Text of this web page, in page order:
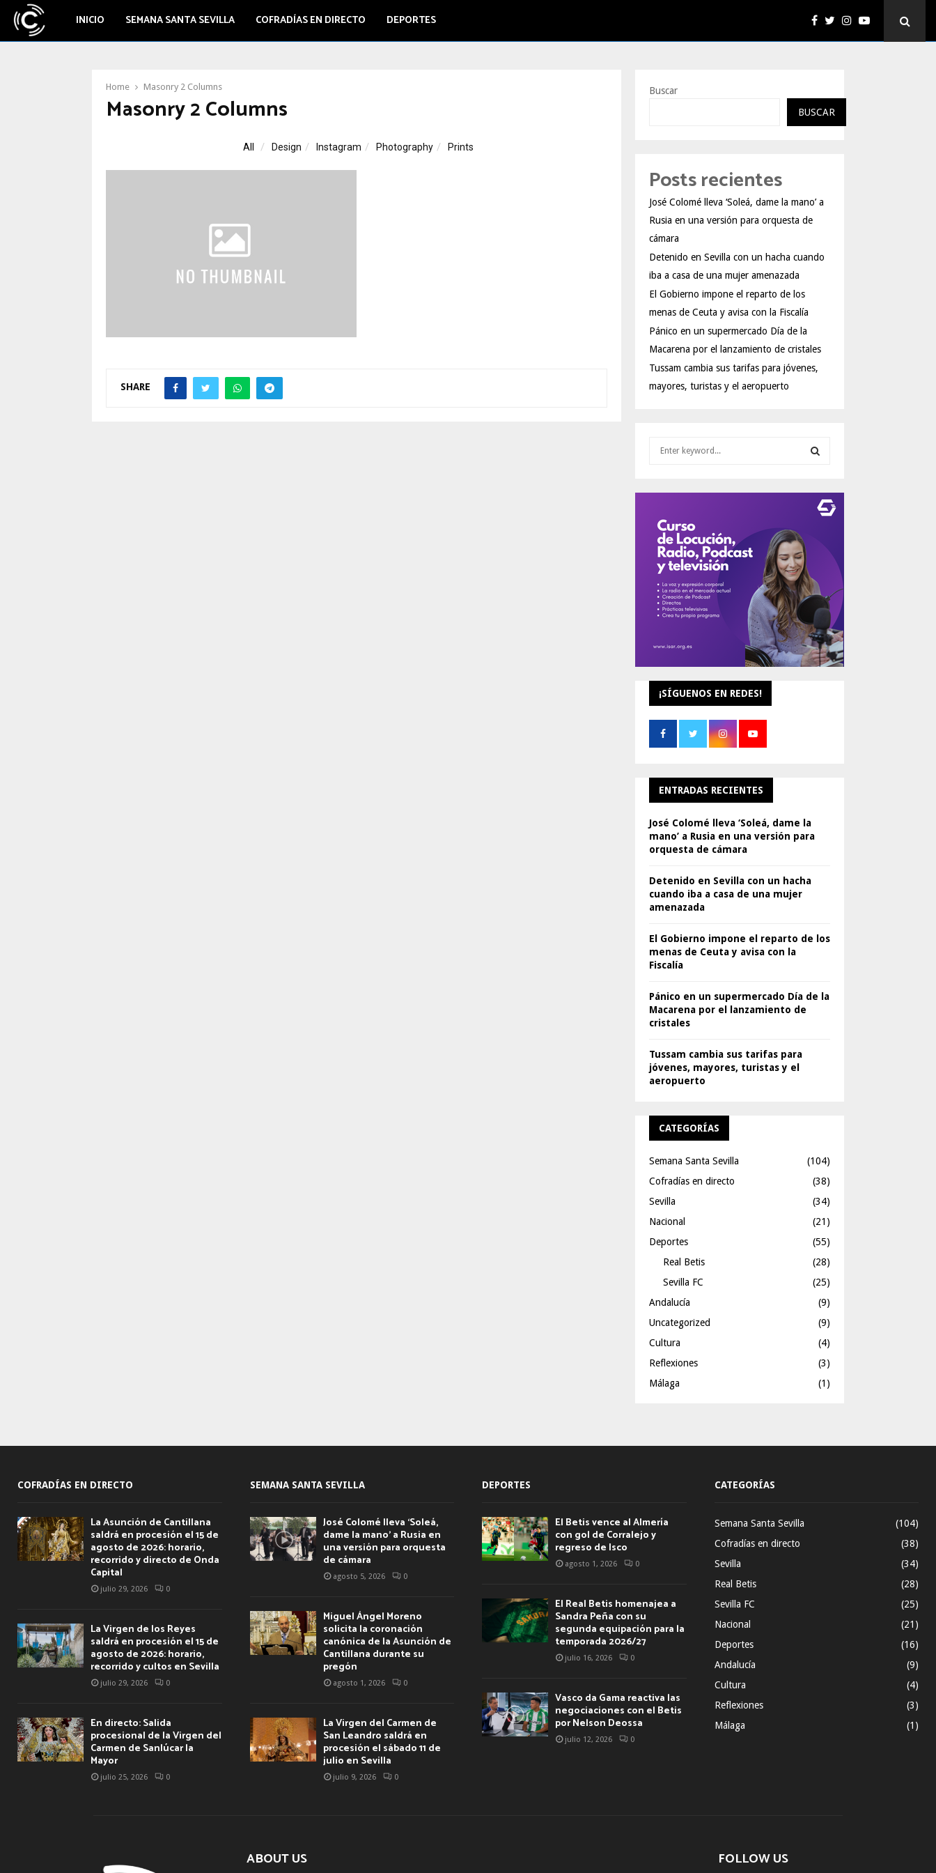
INICIO SEMANA SANTA SEVILLA COFRADÍAS EN DIRECTO DEPORTES
Home Masonry 2 Columns
Masonry 2 Columns
All Design Instagram Photography Prints
SHARE
Buscar
BUSCAR
Posts recientes
José Colomé lleva ‘Soleá, dame la mano’ a
Rusia en una versión para orquesta de
cámara
Detenido en Sevilla con un hacha cuando
iba a casa de una mujer amenazada
El Gobierno impone el reparto de los
menas de Ceuta y avisa con la Fiscalía
Pánico en un supermercado Día de la
Macarena por el lanzamiento de cristales
Tussam cambia sus tarifas para jóvenes,
mayores, turistas y el aeropuerto
C
H
¡SÍGUENOS EN REDES!
ENTRADAS RECIENTES
José Colomé lleva ‘Soleá, dame la
mano’ a Rusia en una versión para
orquesta de cámara
Detenido en Sevilla con un hacha
cuando iba a casa de una mujer
amenazada
El Gobierno impone el reparto de los
menas de Ceuta y avisa con la
Fiscalía
Pánico en un supermercado Día de la
Macarena por el lanzamiento de
cristales
Tussam cambia sus tarifas para
jóvenes, mayores, turistas y el
aeropuerto
CATEGORÍAS
Semana Santa Sevilla
(104)
Cofradías en directo
(38)
Sevilla
(34)
Nacional
(21)
Deportes
(55)
Real Betis
(28)
Sevilla FC
(25)
Andalucía
(9)
Uncategorized
(9)
Cultura
(4)
Reflexiones
(3)
Málaga
(1)
COFRADÍAS EN DIRECTO
La Asunción de Cantillana
saldrá en procesión el 15 de
agosto de 2026: horario,
recorrido y directo de Onda
Capital
julio 29, 2026 0
La Virgen de los Reyes
saldrá en procesión el 15 de
agosto de 2026: horario,
recorrido y cultos en Sevilla
julio 29, 2026 0
En directo: Salida
procesional de la Virgen del
Carmen de Sanlúcar la
Mayor
julio 25, 2026 0
SEMANA SANTA SEVILLA
José Colomé lleva ‘Soleá,
dame la mano’ a Rusia en
una versión para orquesta
de cámara
agosto 5, 2026 0
Miguel Ángel Moreno
solicita la coronación
canónica de la Asunción de
Cantillana durante su
pregón
agosto 1, 2026 0
La Virgen del Carmen de
San Leandro saldrá en
procesión el sábado 11 de
julio en Sevilla
julio 9, 2026 0
DEPORTES
El Betis vence al Almería
con gol de Corralejo y
regreso de Isco
agosto 1, 2026 0
El Real Betis homenajea a
Sandra Peña con su
segunda equipación para la
temporada 2026/27
julio 16, 2026 0
Vasco da Gama reactiva las
negociaciones con el Betis
por Nelson Deossa
julio 12, 2026 0
CATEGORÍAS
Semana Santa Sevilla
(104)
Cofradías en directo
(38)
Sevilla
(34)
Real Betis
(28)
Sevilla FC
(25)
Nacional
(21)
Deportes
(16)
Andalucía
(9)
Cultura
(4)
Reflexiones
(3)
Málaga
(1)
ABOUT US FOLLOW US